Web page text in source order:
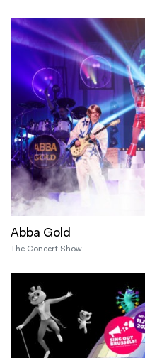
Abba Gold
The Concert Show